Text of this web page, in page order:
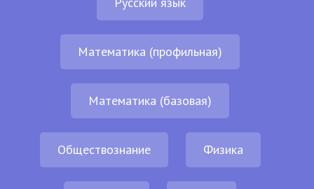
Математика (профильная)
Математика (базовая)
Обществознание Физика